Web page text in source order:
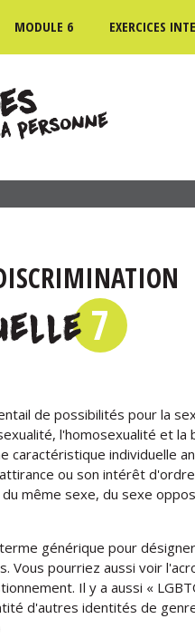
MODULE 6 EXERCICES
7
de possibilités pour la
l'homosexualité et la
caractéristique individuelle
ou son intérêt d'ordre
même sexe, du sexe
générique pour
Vous pourriez aussi voir
Il y a aussi «
d'autres identités de